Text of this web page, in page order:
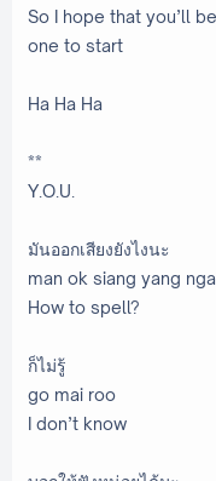
So I hope that you’ll
one to start
Ha Ha Ha
**
Y.O.U.
มันออกเสียงยังไงนะ
man ok siang yang
How to spell?
ก็ไม่รู้
go mai roo
I don’t know